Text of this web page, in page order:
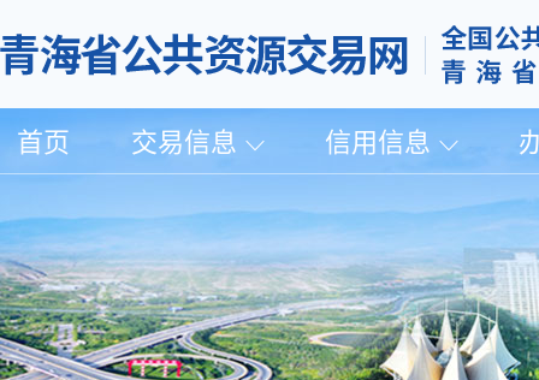
首页 交易信息 信用信息